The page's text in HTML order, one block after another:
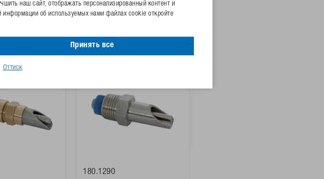
180.1290
наш сайт, отображать персонализированный контент и
информации об используемых нами файлах cookie откройте
Принять все
Оттиск